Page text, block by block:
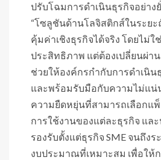
ปรับโฉมการดำเนินธุรกิจอย่าง
“โซลูชันด้านโลจิสติกส์ในระยะ
คุ้มค่าเชิงธุรกิจได้จริง โดยไม่ใ
ประสิทธิภาพ แต่ต้องเปลี่ยนผ่า
ช่วยให้องค์กรกำกับการดำเนิน
และพร้อมรับมือกับความไม่แน่
ความยืดหยุ่นที่สามารถเลือกแ
การใช้งานของแต่ละธุรกิจ แล
รองรับตั้งแต่ธุรกิจ SME จนถึงร
งบประมาณที่เหมาะสม เพื่อให้